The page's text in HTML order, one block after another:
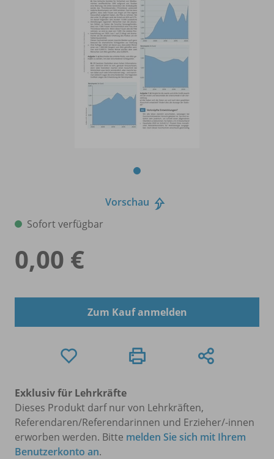
Vorschau
Sofort verfügbar
0,00 €
Zum Kauf anmelden
Exklusiv für Lehrkräfte
Dieses Produkt darf nur von Lehrkräften,
Referendaren/Referendarinnen und Erzieher/-innen
erworben werden. Bitte melden Sie sich mit Ihrem
Benutzerkonto an.